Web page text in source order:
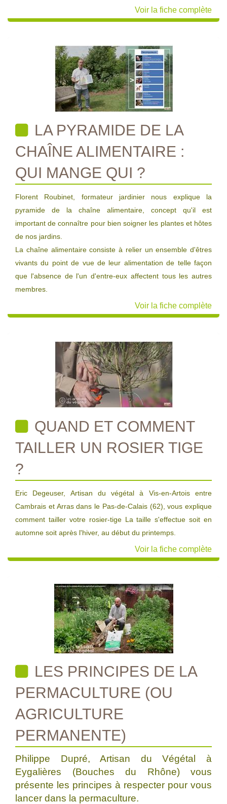
Voir la fiche complète
LA PYRAMIDE DE LA
CHAÎNE ALIMENTAIRE :
QUI MANGE QUI ?
Florent Roubinet, formateur jardinier nous explique la
pyramide de la chaîne alimentaire, concept qu'il est
important de connaître pour bien soigner les plantes et hôtes
de nos jardins.
La chaîne alimentaire consiste à relier un ensemble d'êtres
vivants du point de vue de leur alimentation de telle façon
que l'absence de l'un d'entre-eux affectent tous les autres
membres.
Voir la fiche complète
QUAND ET COMMENT
TAILLER UN ROSIER TIGE
?
Eric Degeuser, Artisan du végétal à Vis-en-Artois entre
Cambrais et Arras dans le Pas-de-Calais (62), vous explique
comment tailler votre rosier-tige La taille s'effectue soit en
automne soit après l'hiver, au début du printemps.
Voir la fiche complète
LES PRINCIPES DE LA
PERMACULTURE (OU
AGRICULTURE
PERMANENTE)
Philippe Dupré, Artisan du Végétal à
Eygalières (Bouches du Rhône) vous
présente les principes à respecter pour vous
lancer dans la permaculture.